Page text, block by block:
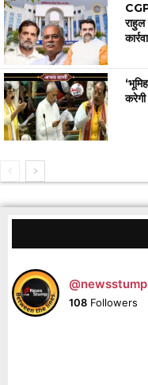
@newsstump
108 Followers